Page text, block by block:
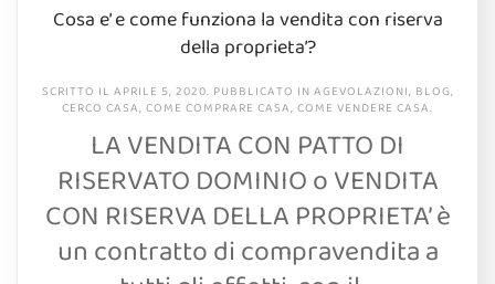
Cosa e’ e come funziona la vendita con riserva
della proprieta’?
SCRITTO IL APRILE 5, 2020. PUBBLICATO IN AGEVOLAZIONI, BLOG,
CERCO CASA, COME COMPRARE CASA, COME VENDERE CASA.
LA VENDITA CON PATTO DI
RISERVATO DOMINIO o VENDITA
CON RISERVA DELLA PROPRIETA’ è
un contratto di compravendita a